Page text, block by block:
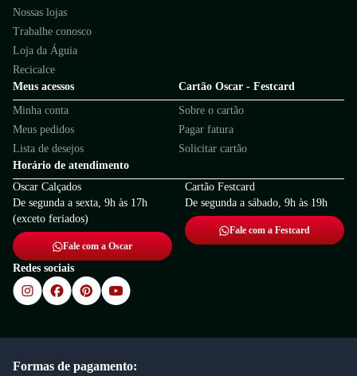
Nossas lojas
Trabalhe conosco
Loja da Águia
Recicalce
Meus acessos
Minha conta
Meus pedidos
Lista de desejos
Cartão Oscar - Festcard
Sobre o cartão
Pagar fatura
Solicitar cartão
Horário de atendimento
Oscar Calçados
De segunda a sexta, 9h às 17h
(exceto feriados)
Fale com a Oscar
Cartão Festcard
De segunda a sábado, 9h às 19h
Fale com a Festcard
Redes sociais
Formas de pagamento: